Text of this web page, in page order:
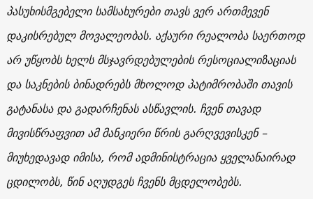
პასუხისმგებელი სამსახურები თავს ვერ ართმევენ
დაკისრებულ მოვალეობას. აქაური რეალობა საერთოდ
არ უწყობს ხელს მსჯავრდებულების რესოციალიზაციას
და საკნების ბინადრებს მხოლოდ პატიმრობაში თავის
გატანასა და გადარჩენას ასწავლის. ჩვენ თავად
მივისწრაფვით ამ მანკიერი წრის გარღვევისკენ –
მიუხედავად იმისა, რომ ადმინისტრაცია ყველანაირად
ცდილობს, წინ აღუდგეს ჩვენს მცდელობებს.